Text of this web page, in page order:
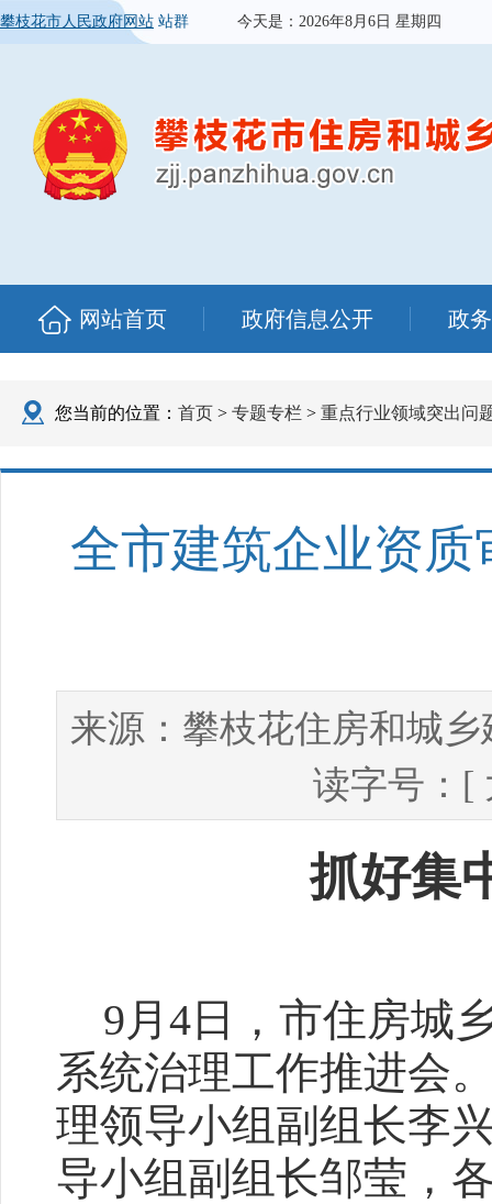
攀枝花市人民政府网站 站群 今天是： 2026年8月6日 星期四
网站首页 政府信息公开 政
您当前的位置： 首页 > 专题专栏 > 重点行业领域突出问
全市建筑企业资
来源： 攀枝花住房和城乡
读字号：[
抓好集
9月4日
，市住房城
系统治理工作推进会
理领导小组副组长李
导小组副组长邹莹，